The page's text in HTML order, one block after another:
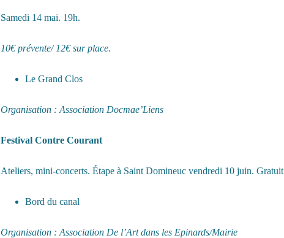
Samedi 14 mai. 19h.
10€ prévente/ 12€ sur place.
Le Grand Clos
Organisation : Association Docmae’Liens
Festival Contre Courant
Ateliers, mini-concerts. Étape à Saint Domineuc vendredi 10 juin. Gratuit
Bord du canal
Organisation : Association De l’Art dans les Epinards/Mairie